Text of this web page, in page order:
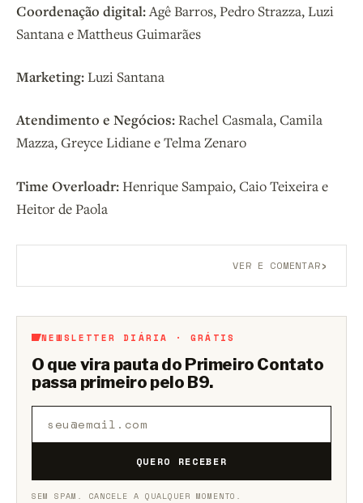
Coordenação digital:Agê Barros, Pedro Strazza, Luzi
Santana e Mattheus Guimarães
Marketing:Luzi Santana
Atendimento e Negócios:Rachel Casmala, Camila
Mazza, Greyce Lidiane e Telma Zenaro
Time Overloadr: Henrique Sampaio, Caio Teixeira e
Heitor de Paola
VER E COMENTAR›
NEWSLETTER DIÁRIA · GRÁTIS
O que vira pauta do Primeiro Contato
passa primeiro pelo B9.
QUERO RECEBER
SEM SPAM. CANCELE A QUALQUER MOMENTO.